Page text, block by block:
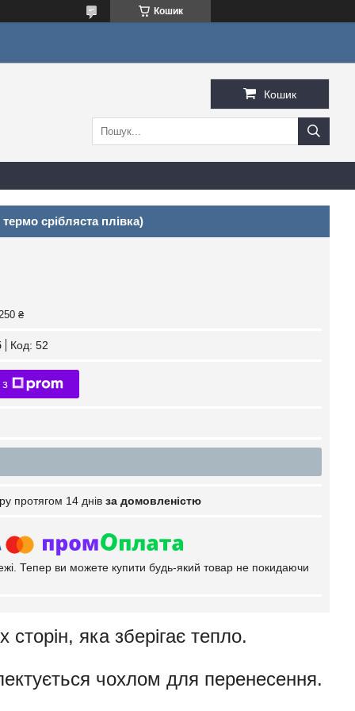
Кошик
Кошик
срібляста плівка)
₴
Код: 52
протягом 14 днів за домовленістю
Тепер ви можете купити будь-який товар не покидаючи
яка зберігає тепло.
чохлом для перенесення.